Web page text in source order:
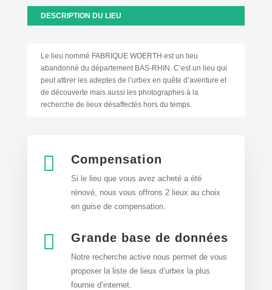
DESCRIPTION DU LIEU
Le lieu nommé FABRIQUE WOERTH est un lieu
abandonné du département BAS-RHIN. C’est un lieu qui
peut attirer les adeptes de l’urbex en quête d’aventure et
de découverte mais aussi les photographes à la
recherche de lieux désaffectés hors du temps.
 Compensation
Si le lieu que vous avez acheté a été
rénové, nous vous offrons 2 lieux au choix
en guise de compensation.
 Grande base de données
Notre recherche active nous permet de vous
proposer la liste de lieux d’urbex la plus
fournie d’internet.